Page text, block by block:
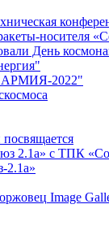
носителя
День
2022"
2.1а» с ТПК
2.1а»
Image